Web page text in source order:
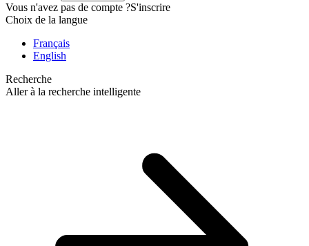
Vous n'avez pas de compte ?S'inscrire
Choix de la langue
Français
English
Recherche
Aller à la recherche intelligente